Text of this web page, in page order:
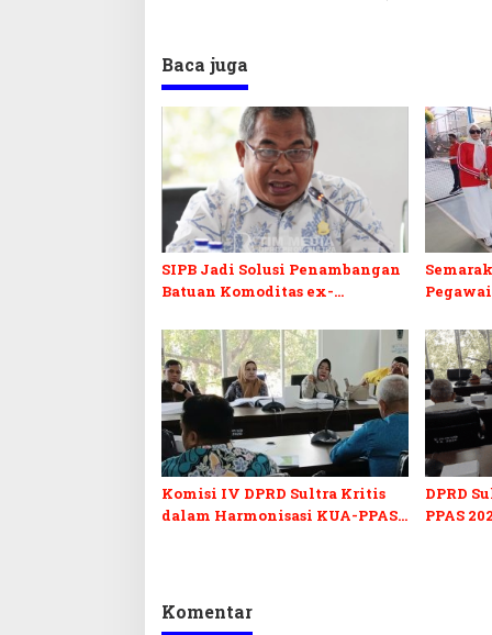
Baca juga
SIPB Jadi Solusi Penambangan
Batuan Komoditas ex-
Komisi IV DPRD Sultra Kritis
dalam Harmonisasi KUA-PPAS
DPRD
PPAS
Komentar